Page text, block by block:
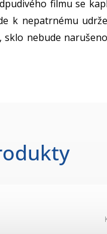
filmu se
k nepatrnému
sklo nebude